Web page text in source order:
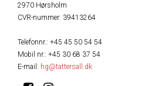
2970 Hørsholm
CVR-nummer: 39413264
Telefonnr.: +45 45 50 54 54
Mobil nr.: +45 30 68 37 54
E-mail : hg@tattersall.dk